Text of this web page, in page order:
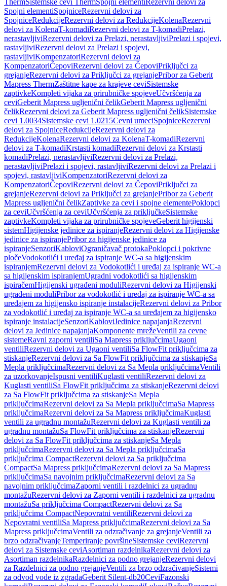
ThermSistemske cevi ThermSpojni elementi Rezervni delovi za
Spojni elementiSpojniceRezervni delovi za
SpojniceRedukcijeRezervni delovi za RedukcijeKolenaRezervni
delovi za KolenaT-komadiRezervni delovi za T-komadiPrelazi,
nerastavljiviRezervni delovi za Prelazi, nerastavljiviPrelazi i spojevi,
rastavljiviRezervni delovi za Prelazi i spojevi,
rastavljiviKompenzatoriRezervni delovi za
KompenzatoriČepoviRezervni delovi za ČepoviPriključci za
grejanjeRezervni delovi za Priključci za grejanjePribor za Geberit
Mapress ThermZaštitne kape za krajeve ceviSistemske
zaptivkeKompleti vijaka za prirubničke spojeveUčvršćenja za
ceviGeberit Mapress ugljenični čelikGeberit Mapress ugljenični
čelikRezervni delovi za Geberit Mapress ugljenični čelikSistemske
cevi 1.0034Sistemske cevi 1.0215Cevni umeciSpojniceRezervni
delovi za SpojniceRedukcijeRezervni delovi za
RedukcijeKolenaRezervni delovi za KolenaT-komadiRezervni
delovi za T-komadiKrstasti komadiRezervni delovi za Krstasti
komadiPrelazi, nerastavljiviRezervni delovi za Prelazi,
nerastavljiviPrelazi i spojevi, rastavljiviRezervni delovi za Prelazi i
spojevi, rastavljiviKompenzatoriRezervni delovi za
KompenzatoriČepoviRezervni delovi za ČepoviPriključci za
grejanjeRezervni delovi za Priključci za grejanjePribor za Geberit
Mapress ugljenični čelikZaptivke za cevi i spojne elementePoklopci
za ceviUčvršćenja za ceviUčvršćenja za priključkeSistemske
zaptivkeKompleti vijaka za prirubničke spojeveGeberit higijenski
sistemHigijenske jedinice za ispiranjeRezervni delovi za Higijenske
jedinice za ispiranjePribor za higijenske jedinice za
ispiranjeSenzoriKabloviOgraničavač protokaPoklopci i pokrivne
pločeVodokotlići i uređaj za ispiranje WC-a sa higijenskim
ispiranjemRezervni delovi za Vodokotlići i uređaj za ispiranje WC-a
sa higijenskim ispiranjemUgradni vodokotlići sa higijenskim
ispiračemHigijenski ugrađeni moduliRezervni delovi za Higijenski
ugrađeni moduliPribor za vodokotlić i uređaj za ispiranje WC-a sa
uređajem za higijensko ispiranje instalacijeRezervni delovi za Pribor
za vodokotlić i uređaj za ispiranje WC-a sa uređajem za higijensko
ispiranje instalacijeSenzoriKabloviJedinice napajanjaRezervni
delovi za Jedinice napajanjaKomponente mrežeVentili za cevne
sistemeRavni zaporni ventiliSa Mapress priključcimaUgaoni
ventiliRezervni delovi za Ugaoni ventiliSa FlowFit priključcima za
stiskanjeRezervni delovi za Sa FlowFit priključcima za stiskanjeSa
Mepla priključcimaRezervni delovi za Sa Mepla priključcimaVentili
za uzorkovanjeIspusni ventiliKuglasti ventiliRezervni delovi za
Kuglasti ventiliSa FlowFit priključcima za stiskanjeRezervni delovi
za Sa FlowFit priključcima za stiskanjeSa Mepla
priključcimaRezervni delovi za Sa Mepla priključcimaSa Mapress
priključcimaRezervni delovi za Sa Mapress priključcimaKuglasti
ventili za ugradnu montažuRezervni delovi za Kuglasti ventili za
ugradnu montažuSa FlowFit priključcima za stiskanjeRezervni
delovi za Sa FlowFit priključcima za stiskanjeSa Mepla
priključcimaRezervni delovi za Sa Mepla priključcimaSa
priključcima CompactRezervni delovi za Sa priključcima
CompactSa Mapress priključcimaRezervni delovi za Sa Mapress
priključcimaSa navojnim priključcimaRezervni delovi za Sa
navojnim priključcimaZaporni ventili i razdelnici za ugradnu
montažuRezervni delovi za Zaporni ventili i razdelnici za ugradnu
montažuSa priključcima CompactRezervni delovi za Sa
priključcima CompactNepovratni ventiliRezervni delovi za
Nepovratni ventiliSa Mapress priključcimaRezervni delovi za Sa
Mapress priključcimaVentili za odzračivanje za grejanjeVentili za
brzo odzračivanjeTemperiranje površineSistemske ceviRezervni
delovi za Sistemske ceviAsortiman razdelnikaRezervni delovi za
Asortiman razdelnikaRazdelnici za podno grejanjeRezervni delovi
za Razdelnici za podno grejanjeVentili za brzo odzračivanjeSistemi
za odvod vode iz zgradaGeberit Silent-db20CeviFazonski